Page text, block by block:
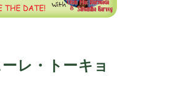
レ・トーキョ